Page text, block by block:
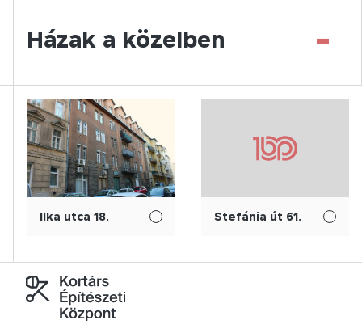
Házak a közelben -
Ilka utca 18. Stefánia út 61.